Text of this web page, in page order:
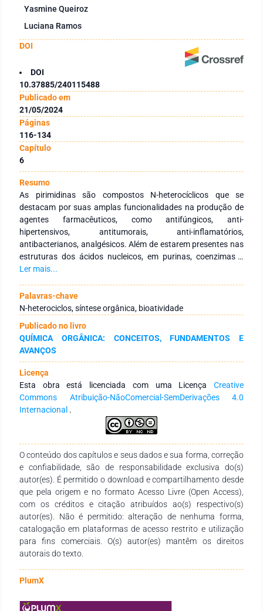
Yasmine Queiroz
Luciana Ramos
DOI
DOI
10.37885/240115488
Publicado em
21/05/2024
Páginas
116-134
Capítulo
6
Resumo
As pirimidinas são compostos N-heterocíclicos que se
destacam por suas amplas funcionalidades na produção de
agentes farmacêuticos, como antifúngicos, anti-
hipertensivos, antitumorais, anti-inflamatórios,
antibacterianos, analgésicos. Além de estarem presentes nas
estruturas dos ácidos nucleicos, em purinas, coenzimas e
vitaminas, estes compostos podem ser obtidos por meio das
um único produto a partir de três ou mais reagentes em um
processo de “one-pot”. Devido à diversidade biológica, as
pirimidinas e seus derivados têm atraído a atenção de muitos
pesquisadores para estudar a química e a atividade biológica
dessas estruturas. Esta revisão destaca os diferentes
métodos de sínteses e as ações farmacológicas dos
derivados pirimidinas-5-carbonitrilas.
Ler mais...
Palavras-chave
N-heterociclos, síntese orgânica, bioatividade
Publicado no livro
QUÍMICA ORGÂNICA: CONCEITOS, FUNDAMENTOS E
AVANÇOS
Licença
Esta obra está licenciada com uma Licença Creative
Commons Atribuição-NãoComercial-SemDerivações 4.0
Internacional .
O conteúdo dos capítulos e seus dados e sua forma, correção
e confiabilidade, são de responsabilidade exclusiva do(s)
autor(es). É permitido o download e compartilhamento desde
que pela origem e no formato Acesso Livre (Open Access),
com os créditos e citação atribuídos ao(s) respectivo(s)
autor(es). Não é permitido: alteração de nenhuma forma,
catalogação em plataformas de acesso restrito e utilização
para fins comerciais. O(s) autor(es) mantêm os direitos
autorais do texto.
PlumX